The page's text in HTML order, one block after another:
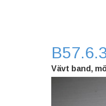
Vävt band,